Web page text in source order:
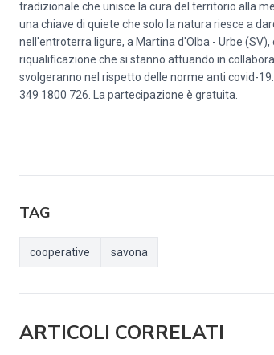
tradizionale che unisce la cura del territorio alla
una chiave di quiete che solo la natura riesce a
nell'entroterra ligure, a Martina d'Olba - Urbe
riqualificazione che si stanno attuando in
svolgeranno nel rispetto delle norme anti covid-
349 1800 726. La partecipazione è gratuita.
TAG
cooperative savona
ARTICOLI CORRELATI